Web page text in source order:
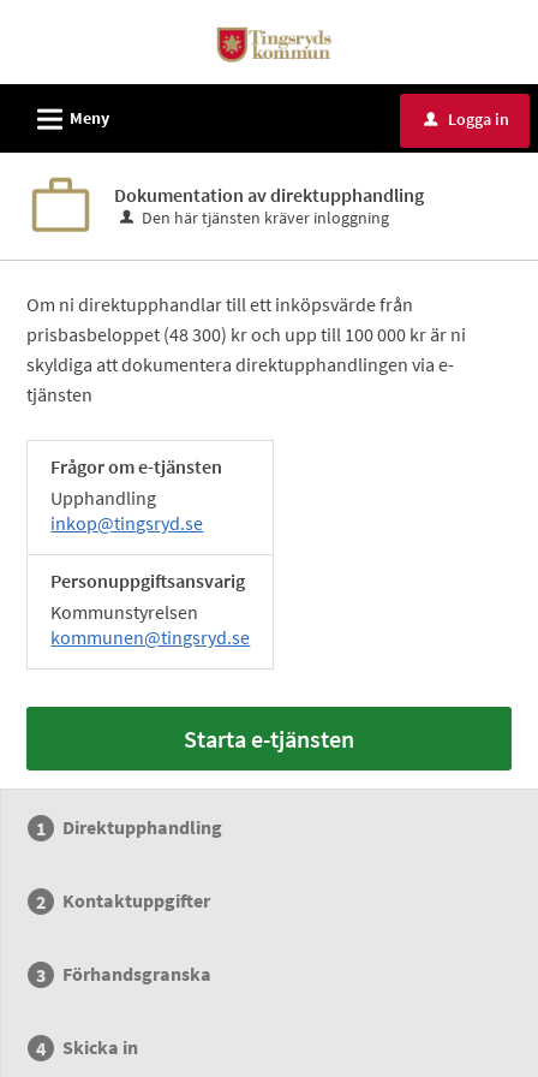
internservice
Tingsryds
kommun
L Meny u Logga in
Dokumentation av direktupphandling
Den här tjänsten kräver inloggning
Om ni direktupphandlar till ett inköpsvärde från
prisbasbeloppet (48 300) kr och upp till 100 000 kr är ni
skyldiga att dokumentera direktupphandlingen via e-
tjänsten
Frågor om e-tjänsten
Upphandling
inkop@tingsryd.se
Personuppgiftsansvarig
Kommunstyrelsen
kommunen@tingsryd.se
Starta e-tjänsten
Direktupphandling
Kontaktuppgifter
Förhandsgranska
Skicka in